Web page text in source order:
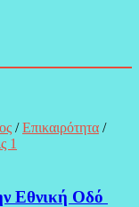
/Επικαιρότητα /
1
Εθνική Οδό